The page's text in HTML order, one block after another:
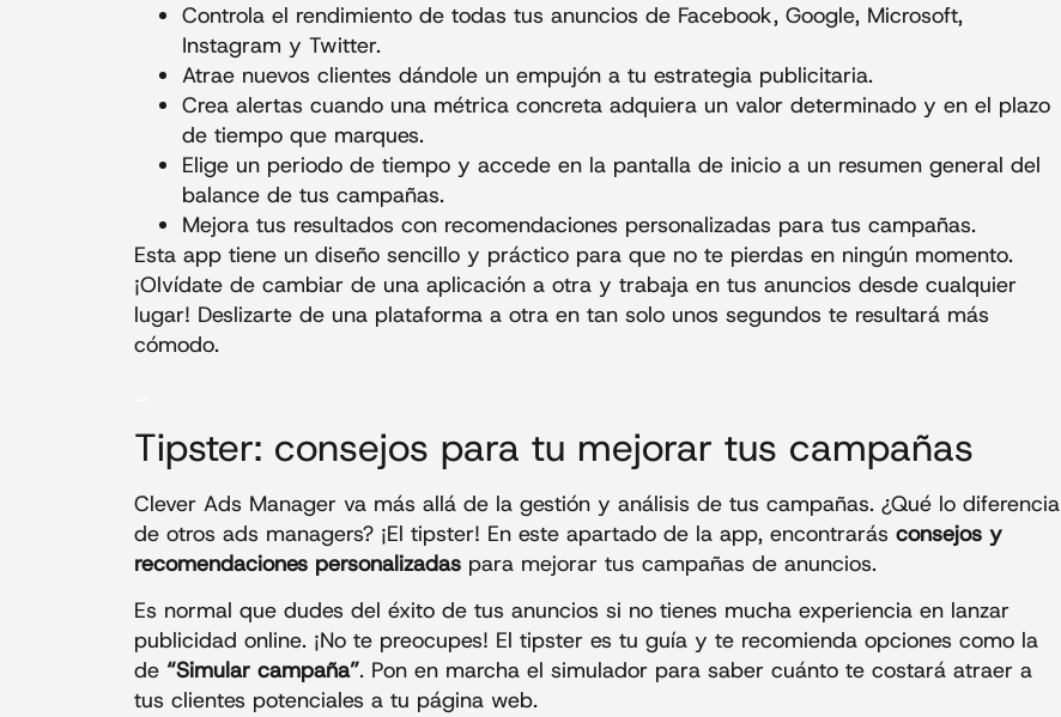
Controla el rendimiento de todas tus anuncios de Facebook, Google, Microsoft,
Instagram y Twitter.
Atrae nuevos clientes dándole un empujón a tu estrategia publicitaria.
Crea alertas cuando una métrica concreta adquiera un valor determinado y en el plazo
de tiempo que marques.
Elige un periodo de tiempo y accede en la pantalla de inicio a un resumen general del
balance de tus campañas.
Mejora tus resultados con recomendaciones personalizadas para tus campañas.
Esta app tiene un diseño sencillo y práctico para que no te pierdas en ningún momento.
¡Olvídate de cambiar de una aplicación a otra y trabaja en tus anuncios desde cualquier
lugar! Deslizarte de una plataforma a otra en tan solo unos segundos te resultará más
cómodo.
Tipster: consejos para tu mejorar tus campañas
Clever Ads Manager va más allá de la gestión y análisis de tus campañas. ¿Qué lo diferencia
de otros ads managers? ¡El tipster! En este apartado de la app, encontrarás consejos y
recomendaciones personalizadas para mejorar tus campañas de anuncios.
Es normal que dudes del éxito de tus anuncios si no tienes mucha experiencia en lanzar
publicidad online. ¡No te preocupes! El tipster es tu guía y te recomienda opciones como la
de “Simular campaña”. Pon en marcha el simulador para saber cuánto te costará atraer a
tus clientes potenciales a tu página web.